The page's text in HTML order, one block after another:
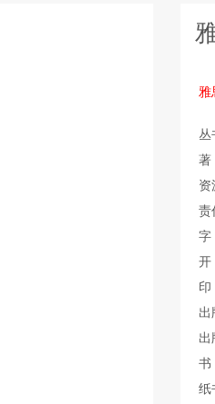
丛
著
资
责
出
出
纸